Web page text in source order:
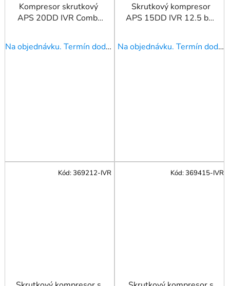
Kompresor skrutkový
APS 20DD IVR Combi
258-2290 l/min 500 l
Na objednávku. Termín dodania upresníme!
Skrutkový kompresor
APS 15DD IVR 12.5 bar
1860 l/min
Na objednávku. Termín dodania upresníme!
Kód:369212-IVR Kód:369415-IVR